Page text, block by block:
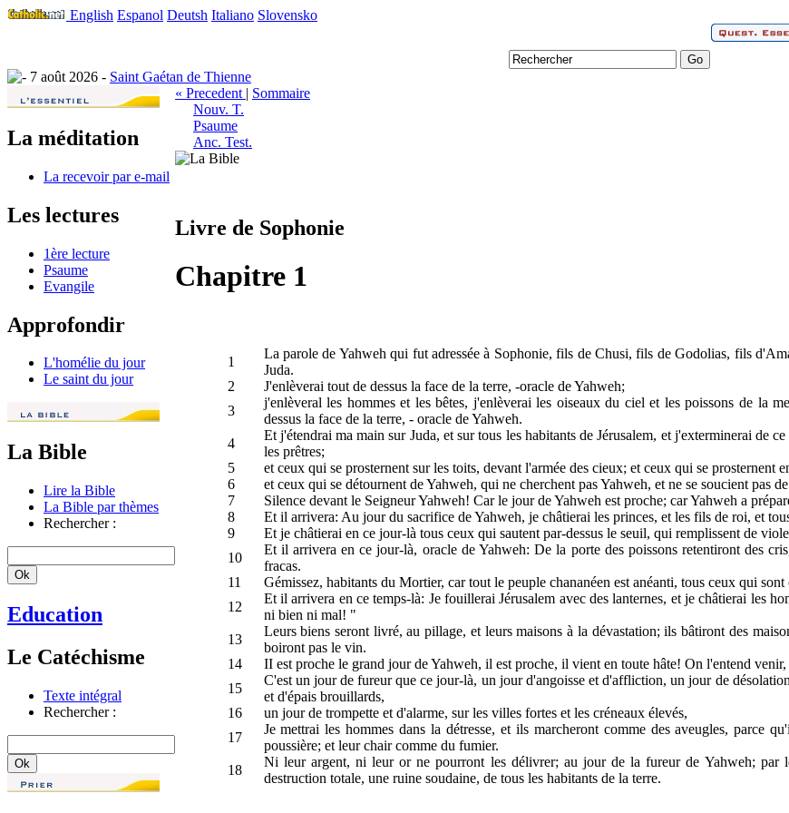
English Espanol Deutsh Italiano Slovensko
7 août 2026 - Saint Gaétan de Thienne
La méditation
La recevoir par e-mail
Les lectures
1ère lecture
Psaume
Evangile
Approfondir
L'homélie du jour
Le saint du jour
La Bible
Lire la Bible
La Bible par thèmes
Rechercher :
Education
Le Catéchisme
Texte intégral
Rechercher :
« Precedent | Sommaire
Nouv. T.
Psaume
Anc. Test.
Livre de Sophonie
Chapitre 1
1
La parole de Yahweh qui fut adressée à Sophonie, fils de Chusi, fils de Godolias, fils
Juda.
2
J'enlèverai tout de dessus la face de la terre, -oracle de Yahweh;
3
j'enlèveral les hommes et les bêtes, j'enlèverai les oiseaux du ciel et les poissons de la
dessus la face de la terre, - oracle de Yahweh.
4
Et j'étendrai ma main sur Juda, et sur tous les habitants de Jérusalem, et j'exterminerai de
les prêtres;
5
et ceux qui se prosternent sur les toits, devant l'armée des cieux; et ceux qui se prosternent
6
et ceux qui se détournent de Yahweh, qui ne cherchent pas Yahweh, et ne se soucient pas
7
Silence devant le Seigneur Yahweh! Car le jour de Yahweh est proche; car Yahweh a
8
Et il arrivera: Au jour du sacrifice de Yahweh, je châtierai les princes, et les fils de roi, et
9
Et je châtierai en ce jour-là tous ceux qui sautent par-dessus le seuil, qui remplissent de
10
Et il arrivera en ce jour-là, oracle de Yahweh: De la porte des poissons retentiront des
fracas.
11
Gémissez, habitants du Mortier, car tout le peuple chananéen est anéanti, tous ceux qui
12
Et il arrivera en ce temps-là: Je fouillerai Jérusalem avec des lanternes, et je châtierai les
ni bien ni mal! "
13
Leurs biens seront livré, au pillage, et leurs maisons à la dévastation; ils bâtiront des
boiront pas le vin.
14
II est proche le grand jour de Yahweh, il est proche, il vient en toute hâte! On l'entend
15
C'est un jour de fureur que ce jour-là, un jour d'angoisse et d'affliction, un jour de
et d'épais brouillards,
16
un jour de trompette et d'alarme, sur les villes fortes et les créneaux élevés,
17
Je mettrai les hommes dans la détresse, et ils marcheront comme des aveugles, parce
poussière; et leur chair comme du fumier.
18
Ni leur argent, ni leur or ne pourront les délivrer; au jour de la fureur de Yahweh; par
destruction totale, une ruine soudaine, de tous les habitants de la terre.